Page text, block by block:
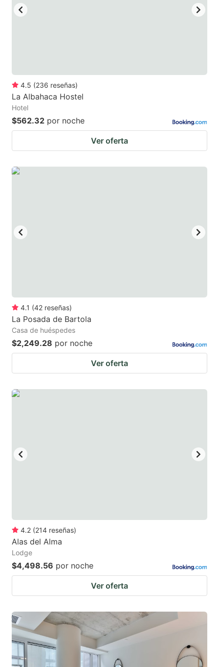
4.5 (236 reseñas)
La Albahaca Hostel
Hotel
$562.32 por noche
Ver oferta
4.1 (42 reseñas)
La Posada de Bartola
Casa de huéspedes
$2,249.28 por noche
Ver oferta
4.2 (214 reseñas)
Alas del Alma
Lodge
$4,498.56 por noche
Ver oferta